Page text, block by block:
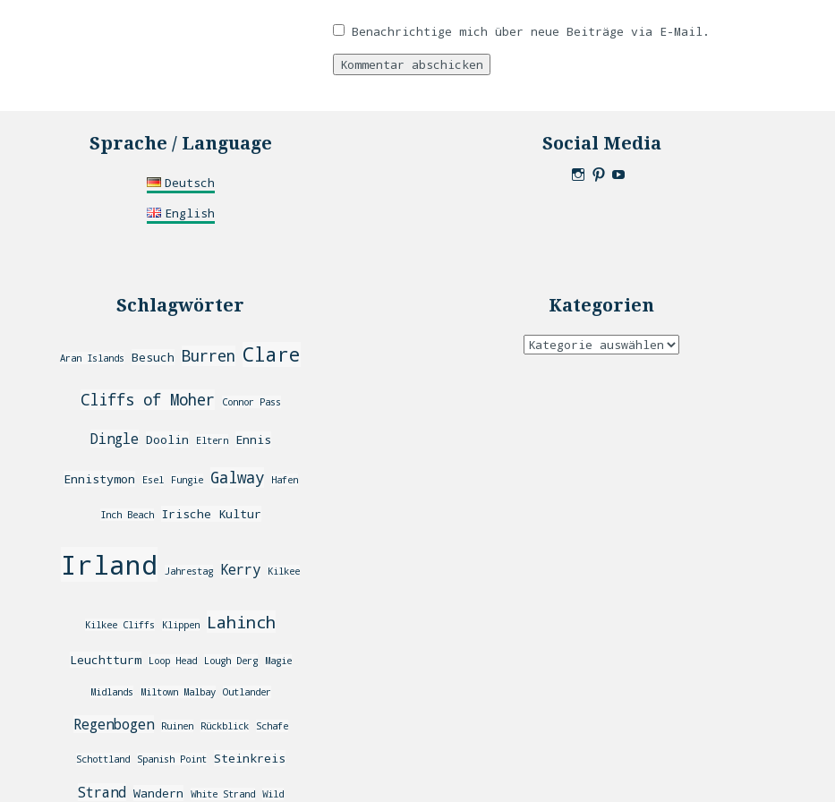
Benachrichtige mich über neue Beiträge via E-Mail.
Sprache / Language
Deutsch
English
Social Media
Schlagwörter
Aran Islands Besuch Burren Clare
Cliffs of Moher Connor Pass
Dingle Doolin Eltern Ennis
Ennistymon Esel Fungie Galway Hafen
Inch Beach Irische Kultur
Irland Jahrestag Kerry Kilkee
Kilkee Cliffs Klippen Lahinch
Leuchtturm Loop Head Lough Derg Magie
Midlands Miltown Malbay Outlander
Regenbogen Ruinen Rückblick Schafe
Schottland Spanish Point Steinkreis
Strand Wandern White Strand Wild
Kategorien